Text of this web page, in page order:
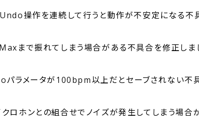
操作を連続して行うと動作が不安定になる不
まで振れてしまう場合がある不具合を修正しま
ラメータが100bpm以上だとセーブされない不具
クロホンとの組合せでノイズが発生してしまう場合